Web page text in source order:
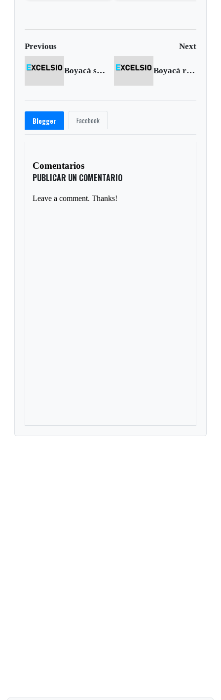
política
Previous Next
Boyacá será piloto en Distrito de Planificación Minera Boyacá recibió más de 5 mil millones en regalías
Blogger Facebook
Comentarios
PUBLICAR UN COMENTARIO
Leave a comment. Thanks!